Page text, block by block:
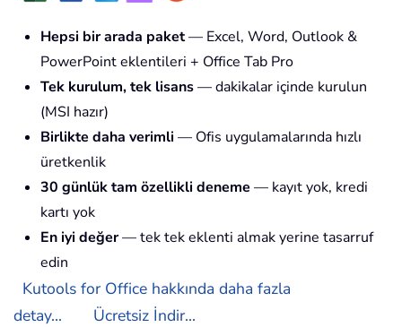
Hepsi bir arada paket— Excel, Word, Outlook &
PowerPoint eklentileri + Office Tab Pro
Tek kurulum, tek lisans— dakikalar içinde kurulun
(MSI hazır)
Birlikte daha verimli — Ofis uygulamalarında hızlı
üretkenlik
30 günlük tam özellikli deneme — kayıt yok, kredi
kartı yok
En iyi değer— tek tek eklenti almak yerine tasarruf
edin
Kutools for Office hakkında daha fazla
detay...
Ücretsiz İndir...